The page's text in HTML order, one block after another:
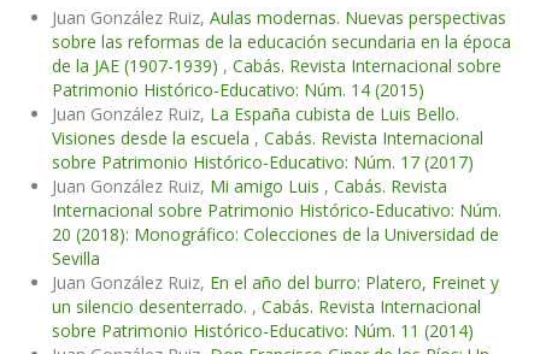
Juan González Ruiz, Aulas modernas. Nuevas perspectivas
sobre las reformas de la educación secundaria en la época
de la JAE (1907-1939) , Cabás. Revista Internacional sobre
Patrimonio Histórico-Educativo: Núm. 14 (2015)
Juan González Ruiz, La España cubista de Luis Bello.
Visiones desde la escuela , Cabás. Revista Internacional
sobre Patrimonio Histórico-Educativo: Núm. 17 (2017)
Juan González Ruiz, Mi amigo Luis , Cabás. Revista
Internacional sobre Patrimonio Histórico-Educativo: Núm.
20 (2018): Monográfico: Colecciones de la Universidad de
Sevilla
Juan González Ruiz, En el año del burro: Platero, Freinet y
un silencio desenterrado. , Cabás. Revista Internacional
sobre Patrimonio Histórico-Educativo: Núm. 11 (2014)